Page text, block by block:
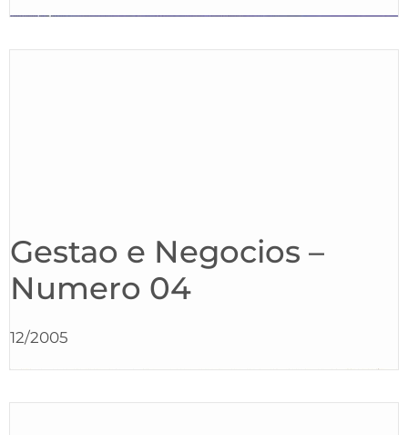
Gestao e Negocios –
Numero 04
12/2005